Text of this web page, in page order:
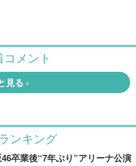
ンキング
卒業後“7年ぶり”アリーナ公演